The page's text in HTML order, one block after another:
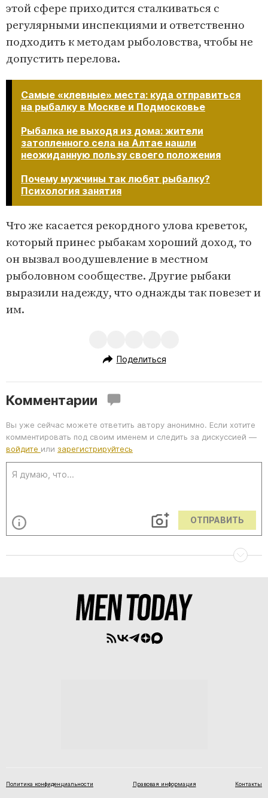
этой сфере приходится сталкиваться с
регулярными инспекциями и ответственно
подходить к методам рыболовства, чтобы не
допустить перелова.
Самые «клевные» места: куда отправиться
на рыбалку в Москве и Подмосковье
Рыбалка не выходя из дома: жители
затопленного села на Алтае нашли
неожиданную пользу своего положения
Почему мужчины так любят рыбалку?
Психология занятия​​​​​​​
Что же касается рекордного улова креветок,
который принес рыбакам хороший доход, то
он вызвал воодушевление в местном
рыболовном сообществе. Другие рыбаки
выразили надежду, что однажды так повезет и
им.
Поделиться
Комментарии
Вы уже сейчас можете ответить автору анонимно. Если хотите
комментировать под своим именем и следить за дискуссией —
войдите или зарегистрируйтесь
ОТПРАВИТЬ
Политика конфиденциальности Правовая информация Контакты